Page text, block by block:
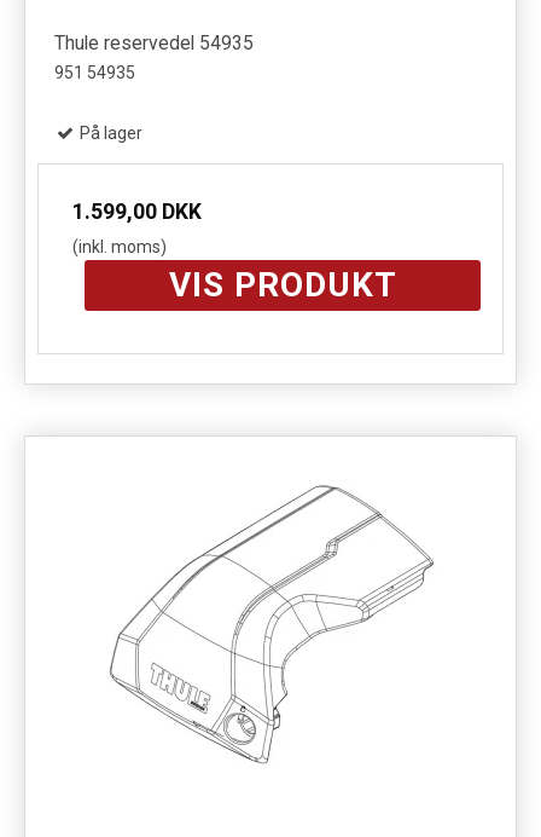
Thule reservedel 54935
951 54935
På lager
1.599,00 DKK
(inkl. moms)
VIS PRODUKT